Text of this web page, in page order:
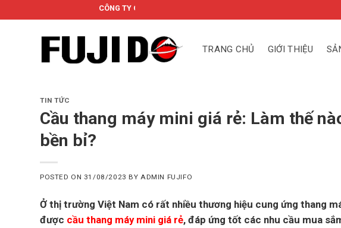
to
CÔNG TY CỔ PHẦN FUJIDO
TRANG CHỦ GIỚI THIỆU
TIN TỨC
Cầu thang máy mini giá rẻ: Làm thế
bền bỉ?
POSTED ON 31/08/2023 BYADMIN FUJIFO
Ở thị trường Việt Nam có rất nhiều thương hiệu cung ứng thang
được cầu thang máy mini giá rẻ, đáp ứng tốt các nhu cầu mua